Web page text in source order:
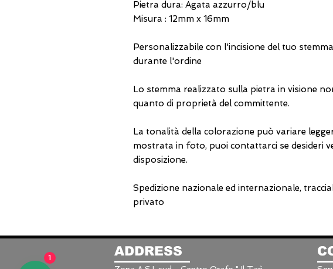
Pietra dura: Agata azzurro/blu
Misura : 12mm x 16mm
Personalizzabile con l'incisione del tuo
durante l'ordine
Lo stemma realizzato sulla pietra in visione
quanto di proprietà del committente.
La tonalità della colorazione può variare
mostrata in foto, puoi contattarci se desideri
disposizione.
Spedizione nazionale ed internazionale,
privato
ADDRESS
1